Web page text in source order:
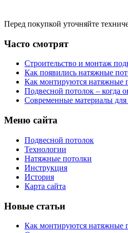
Перед покупкой уточняйте
Часто смотрят
Строительство и монтаж
Как появились натяжные
Как монтируются натяжные
Подвесной потолок – когда
Современные материалы
Меню сайта
Подвесной потолок
Технологии
Натяжные потолки
Инструкция
История
Карта сайта
Новые статьи
Как монтируются натяжные